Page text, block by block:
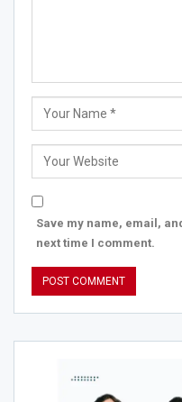
Save my name, email,
next time I comment.